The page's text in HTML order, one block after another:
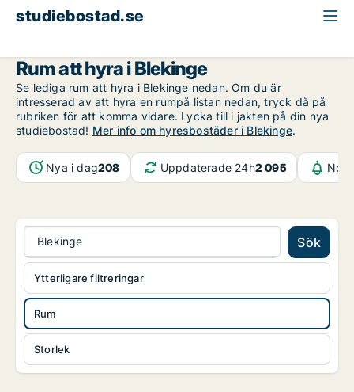
studiebostad.se
Rum att hyra i Blekinge
Se lediga rum att hyra i Blekinge nedan. Om du är
intresserad av att hyra en rumpå listan nedan, tryck då på
rubriken för att komma vidare. Lycka till i jakten på din nya
studiebostad! Mer info om hyresbostäder i Blekinge.
Nya i dag208 Uppdaterade 24h2 095
Blekinge Sök
Rum
Storlek
Ytterligare filtreringar